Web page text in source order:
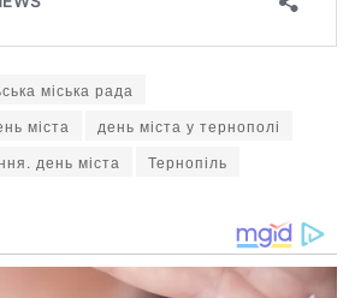
міська рада
міста
день міста у тернополі
день міста Тернопіль